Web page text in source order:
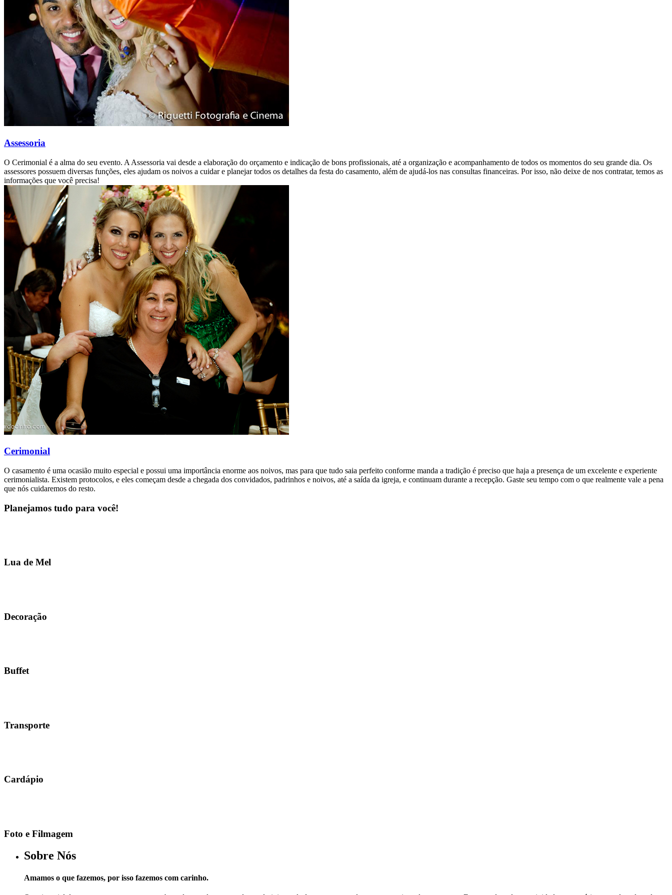
Assessoria
O Cerimonial é a alma do seu evento. A Assessoria vai desde a elaboração do orçamento e indicação de bons profissionais, até a organização e acompanhamento de todos os momentos do seu grande dia. Os
assessores possuem diversas funções, eles ajudam os noivos a cuidar e planejar todos os detalhes da festa do casamento, além de ajudá-los nas consultas financeiras. Por isso, não deixe de nos contratar, temos as
informações que você precisa!
Cerimonial
O casamento é uma ocasião muito especial e possui uma importância enorme aos noivos, mas para que tudo saia perfeito conforme manda a tradição é preciso que haja a presença de um excelente e experiente
cerimonialista. Existem protocolos, e eles começam desde a chegada dos convidados, padrinhos e noivos, até a saída da igreja, e continuam durante a recepção. Gaste seu tempo com o que realmente vale a pena
que nós cuidaremos do resto.
Planejamos tudo para você!
Lua de Mel
Decoração
Buffet
Transporte
Cardápio
Foto e Filmagem
Sobre Nós
Amamos o que fazemos, por isso fazemos com carinho.